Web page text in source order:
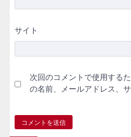
サイト
次回のコメントで使用する
の名前、メールアドレス、サ